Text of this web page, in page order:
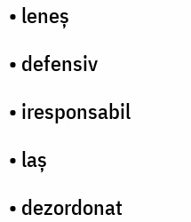
• leneş
• defensiv
• iresponsabil
• laş
• dezordonat